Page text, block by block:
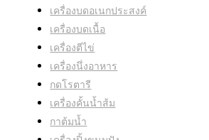
เครื่องบดอเนกประสงค์
เครื่องบดเนื้อ
เครื่องตีไข่
เครื่องนึ่งอาหาร
กดโรตารี
เครื่องคั้นน้ำส้ม
กาต้มน้ำ